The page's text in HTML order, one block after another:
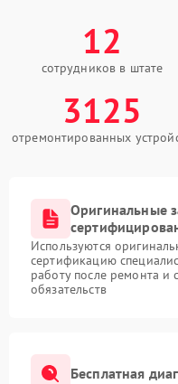
12
сотрудников в штате
3125
отремонтированных
Оригинальные
Используются
сертификацию
работу после ремонта и
обязательств
Бесплатная